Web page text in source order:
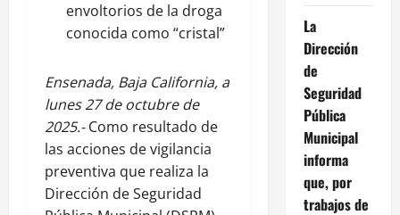
envoltorios de la droga
conocida como “cristal”
Ensenada, Baja California, a
lunes 27 de octubre de
2025.-Como resultado de
las acciones de vigilancia
preventiva que realiza la
Dirección de Seguridad
La
Dirección
de
Seguridad
Pública
Municipal
informa
que, por
trabajos de